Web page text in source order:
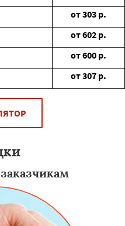
от303 р.
от602 р.
от600 р.
от307 р.